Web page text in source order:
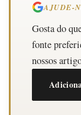
AJUDE-
Gosta do
fonte
nossos